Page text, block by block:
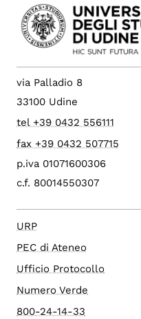
via Palladio 8
33100 Udine
tel +39 0432 556111
fax +39 0432 507715
p.iva 01071600306
c.f. 80014550307
URP
PEC di Ateneo
Ufficio Protocollo
Numero Verde
800-24-14-33